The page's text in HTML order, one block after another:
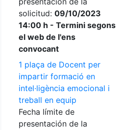
solicitud: 09/10/2023
14:00 h - Termini segons
el web de l'ens
convocant
1 plaça de Docent per
impartir formació en
intel·ligència emocional i
treball en equip
Fecha límite de
presentación de la